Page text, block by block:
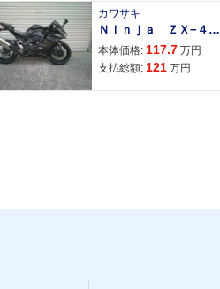
カワサキ
Ｎｉｎｊａ ＺＸ−４Ｒ ＳＥ
本体価格: 117.7 万円
支払総額: 121 万円